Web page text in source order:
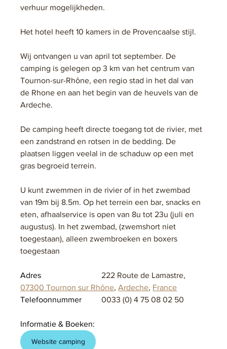
verhuur mogelijkheden.
Het hotel heeft 10 kamers in de Provencaalse stijl.
Wij ontvangen u van april tot september. De
camping is gelegen op 3 km van het centrum van
Tournon-sur-Rhône, een regio stad in het dal van
de Rhone en aan het begin van de heuvels van de
Ardeche.
De camping heeft directe toegang tot de rivier, met
een zandstrand en rotsen in de bedding. De
plaatsen liggen veelal in de schaduw op een met
gras begroeid terrein.
U kunt zwemmen in de rivier of in het zwembad
van 19m bij 8.5m. Op het terrein een bar, snacks en
eten, afhaalservice is open van 8u tot 23u (juli en
augustus). In het zwembad, (zwemshort niet
toegestaan), alleen zwembroeken en boxers
toegestaan
222 Route de Lamastre,
07300 Tournon sur Rhône, Ardeche, France
Telefoonnummer 0033 (0) 4 75 08 02 50
Informatie & Boeken:
Website camping